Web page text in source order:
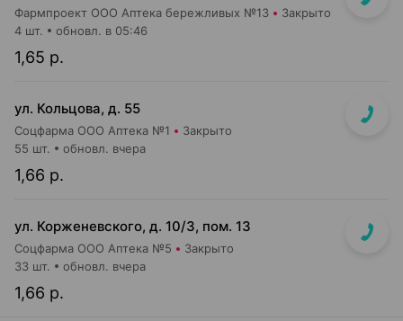
Фармпроект ООО Аптека бережливых №13 Закрыто
1,65 р.
4 шт. обновл. в 05:46
ул. Кольцова, д. 55
Соцфарма ООО Аптека №1 Закрыто
1,66 р.
55 шт. обновл. вчера
ул. Корженевского, д. 10/3, пом. 13
Соцфарма ООО Аптека №5 Закрыто
1,66 р.
33 шт. обновл. вчера